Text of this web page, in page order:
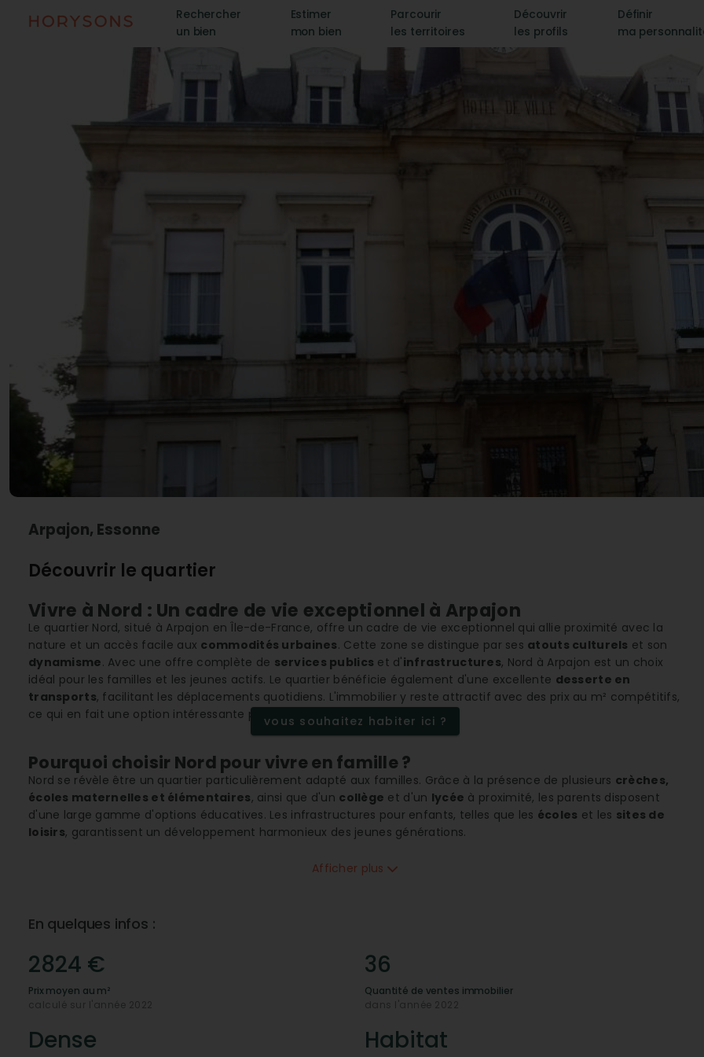
Rechercher
un bien
Estimer
mon bien
Parcourir
les territoires
Découvrir
les profils
Définir
ma
Arpajon, Essonne
Découvrir le quartier
Vivre à Nord : Un cadre de vie exceptionnel à Arpajon
Le quartier Nord, situé à Arpajon en Île-de-France, offre un cadre de vie exceptionnel qui allie proximité avec la
nature et un accès facile aux commodités urbaines. Cette zone se distingue par ses atouts culturels et son
dynamisme. Avec une offre complète de services publics et d'infrastructures, Nord à Arpajon est un choix
idéal pour les familles et les jeunes actifs. Le quartier bénéficie également d'une excellente desserte en
transports, facilitant les déplacements quotidiens. L'immobilier y reste attractif avec des prix au m² compétitifs,
ce qui en fait une option intéressante pour les investissements.
vous souhaitez habiter ici ?
Pourquoi choisir Nord pour vivre en famille ?
Nord se révèle être un quartier particulièrement adapté aux familles. Grâce à la présence de plusieurs crèches,
écoles maternelles et élémentaires, ainsi que d'un collège et d'un lycée à proximité, les parents disposent
d'une large gamme d'options éducatives. Les infrastructures pour enfants, telles que les écoles et les sites de
loisirs, garantissent un développement harmonieux des jeunes générations.
Les commodités essentielles à portée de main
Vivre à Nord offre l'avantage d'avoir tout à portée de main. Le quartier est fort de sa
immobilièresqui reflètent le dynamisme économique local.
Quelles sont les infrastructures de santé disponibles ?
spécialistes de santé
cliniques et hôpitauxà proximité immédiate. Des
tels que des
sont également disponibles, garantissant
ainsi aux résidents une couverture médicale complète.
Afficher plus
En quelques infos :
2824 €
Prix moyen au m²
calculé sur l'année 2022
36
Quantité de ventes immobilier
dans l'année 2022
Dense Habitat